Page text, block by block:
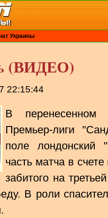
Украины
(ВИДЕО)
22:15:44
В перенесенном
Премьер-лиги
поле лондонский
часть матча в
забитого на
В роли